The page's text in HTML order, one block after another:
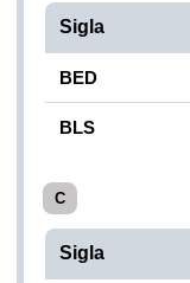
Sigla
BED
BLS
C
Sigla